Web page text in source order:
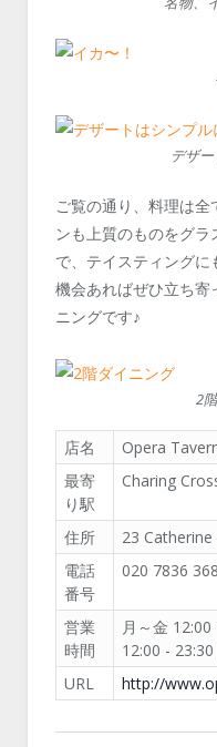
デザ
ご覧の通り、料理は
ンも上質のものをグ
で、テイスティングに
機会あればぜひ立ち寄
ニングです♪
2
店名
Opera
最寄
り駅
Charing
住所
23
電話
番号
020 7836
営業
時間
月～金
12:00 -
URL
http://